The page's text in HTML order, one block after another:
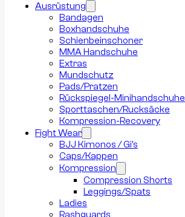
Ausrüstung
Bandagen
Boxhandschuhe
Schienbeinschoner
MMA Handschuhe
Extras
Mundschutz
Pads/Pratzen
Rückspiegel-Minihandschuhe
Sporttaschen/Rucksäcke
Kompression-Recovery
Fight Wear
BJJ Kimonos / Gi’s
Caps/Kappen
Kompression
Compression Shorts
Leggings/Spats
Ladies
Rashguards